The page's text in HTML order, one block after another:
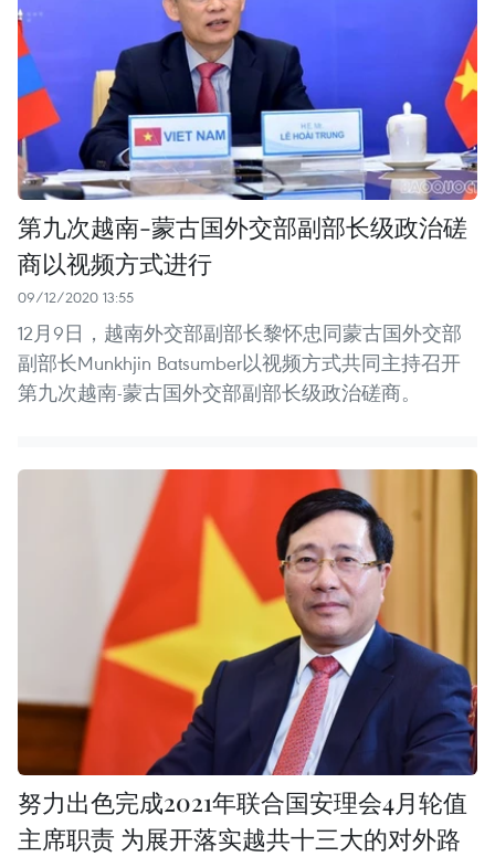
第九次越南-蒙古国外交部副部长级政治磋
商以视频方式进行
09/12/2020 13:55
12月9日，越南外交部副部长黎怀忠同蒙古国外交部
副部长Munkhjin Batsumber以视频方式共同主持召开
第九次越南-蒙古国外交部副部长级政治磋商。
努力出色完成2021年联合国安理会4月轮值
主席职责 为展开落实越共十三大的对外路